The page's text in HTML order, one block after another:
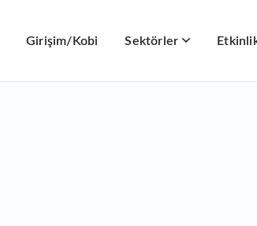
Girişim/Kobi Sektörler